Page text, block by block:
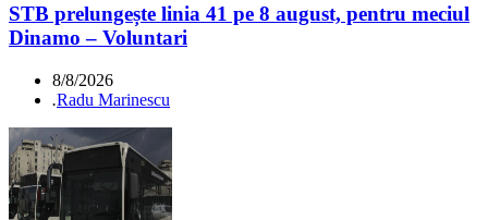
STB prelungește linia 41 pe 8 august, pentru meciul
Dinamo – Voluntari
8/8/2026
.Radu Marinescu